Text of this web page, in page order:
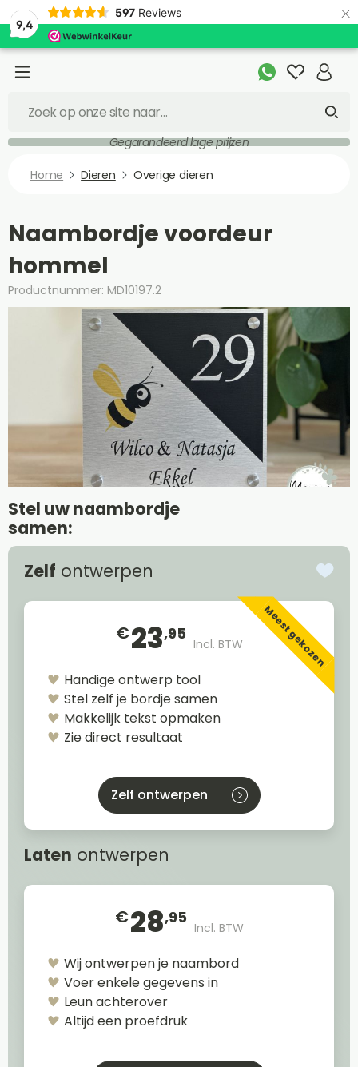
9,4
597 Reviews ×
Gegarandeerd lage prijzen
Home Dieren Overige dieren
Naambordje voordeur
hommel
Productnummer: MD10197.2
Stel uw naambordje
samen:
Zelf ontwerpen
€23,95
Incl. BTW Meest gekozen
Handige ontwerp tool
Stel zelf je bordje samen
Makkelijk tekst opmaken
Zie direct resultaat
Zelf ontwerpen
Laten ontwerpen
€28,95
Incl. BTW
Wij ontwerpen je naambord
Voer enkele gegevens in
Leun achterover
Altijd een proefdruk